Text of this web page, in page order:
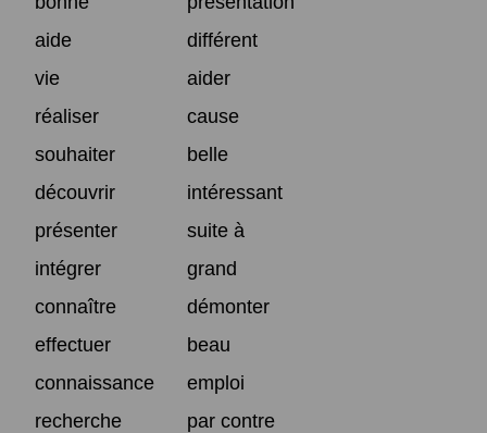
aide
différent
vie
aider
réaliser
cause
souhaiter
belle
découvrir
intéressant
présenter
suite à
intégrer
grand
connaître
démonter
effectuer
beau
connaissance
emploi
recherche
par contre